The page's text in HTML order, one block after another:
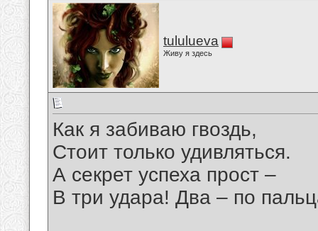
tululueva
Живу я здесь
Как я забиваю гвоздь,
Стоит только удивляться.
А секрет успеха прост –
В три удара! Два – по